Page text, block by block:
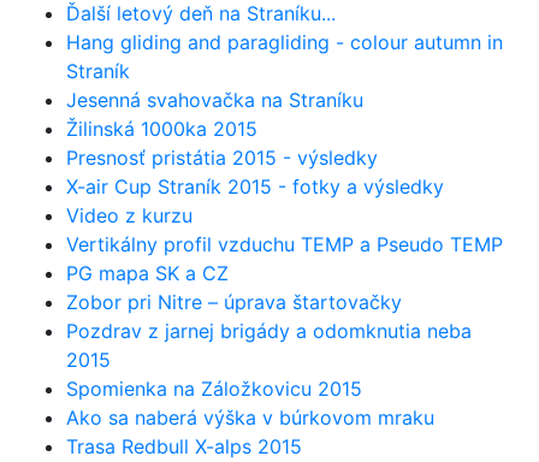
Ďalší letový deň na Straníku...
Hang gliding and paragliding - colour autumn in
Straník
Jesenná svahovačka na Straníku
Žilinská 1000ka 2015
Presnosť pristátia 2015 - výsledky
X-air Cup Straník 2015 - fotky a výsledky
Video z kurzu
Vertikálny profil vzduchu TEMP a Pseudo TEMP
PG mapa SK a CZ
Zobor pri Nitre – úprava štartovačky
Pozdrav z jarnej brigády a odomknutia neba
2015
Spomienka na Záložkovicu 2015
Ako sa naberá výška v búrkovom mraku
Trasa Redbull X-alps 2015